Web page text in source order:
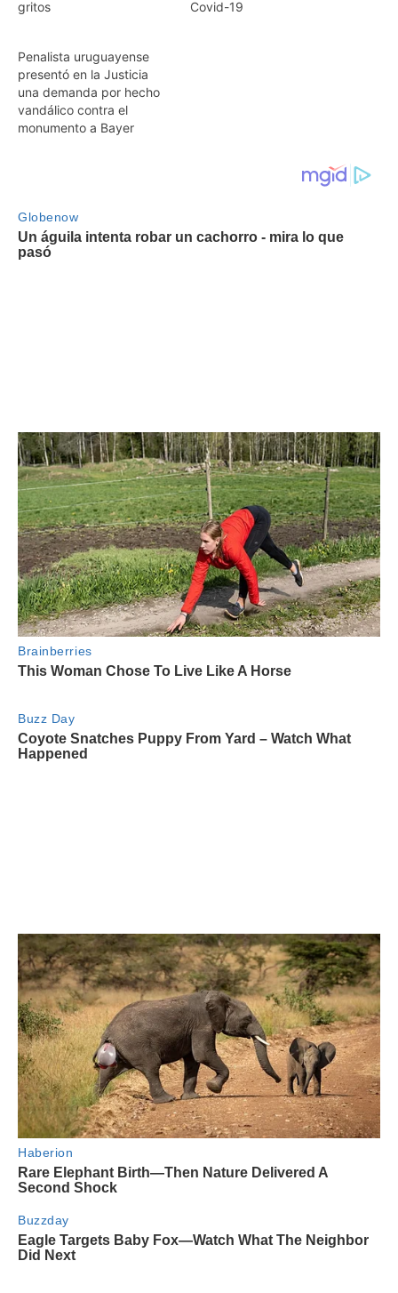
gritos Covid-19
Penalista uruguayense
presentó en la Justicia
una demanda por hecho
vandálico contra el
monumento a Bayer